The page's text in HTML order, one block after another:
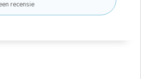
recensie